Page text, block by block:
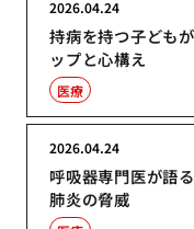
持病を持つ子ども
ップと心構え
2026.04.24
医療
呼吸器専門医が語
肺炎の脅威
2026.04.24